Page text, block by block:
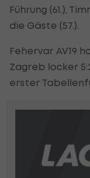
Führung (61.),
die Gäste (57.).
Fehervar AV19
Zagreb locker
erster